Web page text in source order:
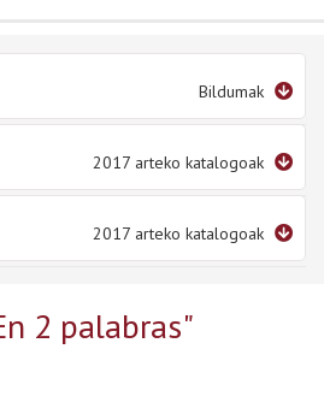
Bildumak
2017 arteko katalogoak
2017 arteko katalogoak
2 palabras"